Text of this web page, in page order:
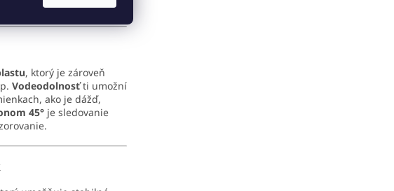
, ktorý je zároveň
Vodeodolnosťti umožní
ako je dážď,
45° je sledovanie